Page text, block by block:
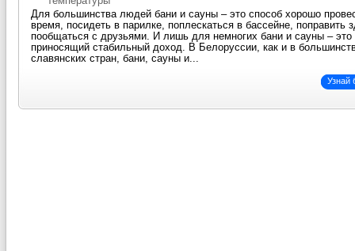
Для большинства людей бани и сауны – это способ хорошо
время, посидеть в парилке, поплескаться в бассейне, поправить
пообщаться с друзьями. И лишь для немногих бани и сауны – это
приносящий стабильный доход. В Белоруссии, как и в
славянских стран, бани, сауны и...
Узнай